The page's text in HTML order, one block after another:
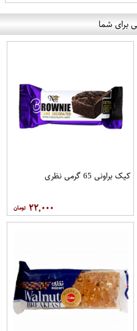
برای شما
کیک براونی 65 گرمی نظری
۲۲,۰۰۰